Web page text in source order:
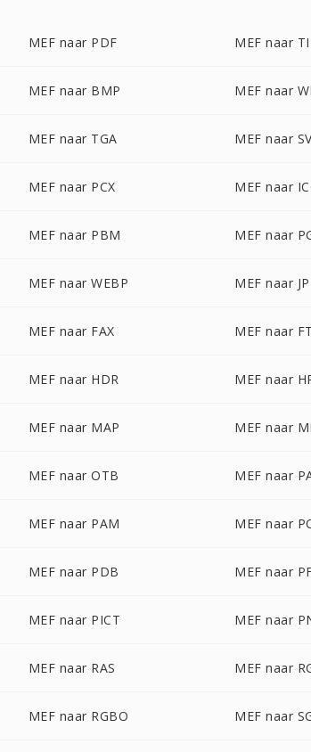
MEF naar PDF MEF naar
MEF naar BMP MEF naar
MEF naar TGA MEF naar
MEF naar PCX MEF naar
MEF naar PBM MEF naar
MEF naar WEBP MEF naar
MEF naar FAX MEF naar
MEF naar HDR MEF naar
MEF naar MAP MEF naar
MEF naar OTB MEF naar
MEF naar PAM MEF naar
MEF naar PDB MEF naar
MEF naar PICT MEF naar
MEF naar RAS MEF naar
MEF naar RGBO MEF naar